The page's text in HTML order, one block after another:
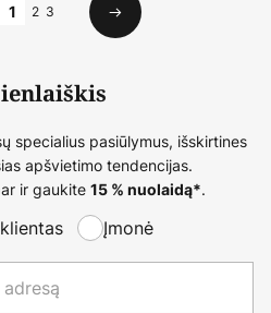
1 2 3
Kitas
specialius pasiūlymus, išskirtines
apšvietimo tendencijas.
ir gaukite 15 % nuolaidą*.
Įmonė